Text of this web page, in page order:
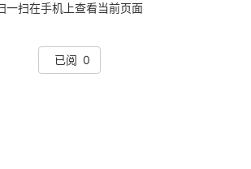
一扫在手机上查看当前页面
已阅 0